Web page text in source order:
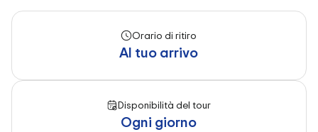
Orario di ritiro
Al tuo arrivo
Disponibilità del tour
Ogni giorno